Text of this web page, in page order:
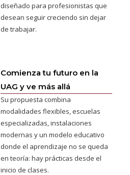
diseñado para profesionistas que
desean seguir creciendo sin dejar
de trabajar.
Comienza tu futuro en la
UAG y ve más allá
Su propuesta combina
modalidades flexibles, escuelas
especializadas, instalaciones
modernas y un modelo educativo
donde el aprendizaje no se queda
en teoría: hay prácticas desde el
inicio de clases.